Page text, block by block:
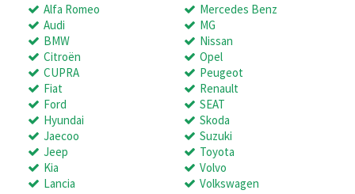
Alfa Romeo
Audi
BMW
Citroën
CUPRA
Fiat
Ford
Hyundai
Jaecoo
Jeep
Kia
Lancia
Mercedes Benz
MG
Nissan
Opel
Peugeot
Renault
SEAT
Skoda
Suzuki
Toyota
Volvo
Volkswagen